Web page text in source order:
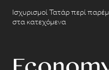
Ισχυρισμοί Τατάρ περί
στα κατεχόμενα